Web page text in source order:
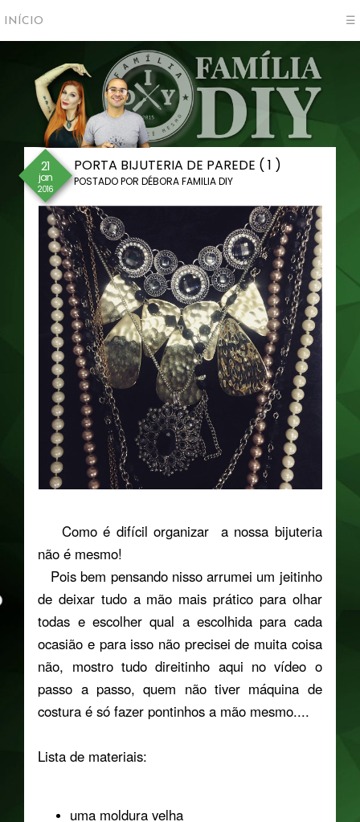
INÍCIO ☰
21
jan
2016
PORTA BIJUTERIA DE PAREDE ( 1 )
POSTADO PORDÉBORA FAMILIA DIY
Como é difícil organizar a nossa bijuteria
não é mesmo!
Pois bem pensando nisso arrumei um jeitinho
de deixar tudo a mão mais prático para olhar
todas e escolher qual a escolhida para cada
ocasião e para isso não precisei de muita coisa
não, mostro tudo direitinho aqui no vídeo o
passo a passo, quem não tiver máquina de
costura é só fazer pontinhos a mão mesmo....
Lista de materiais:
uma moldura velha